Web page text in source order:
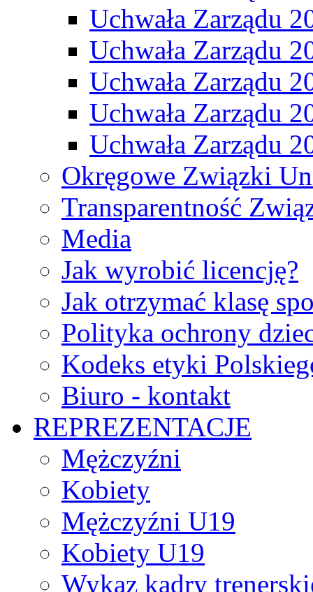
Uchwała Zarządu
Uchwała Zarządu
Uchwała Zarządu
Uchwała Zarządu
Uchwała Zarządu
Okręgowe Związki
Transparentność
Media
Jak wyrobić licencję?
Jak otrzymać klasę
Polityka ochrony
Kodeks etyki
Biuro - kontakt
REPREZENTACJE
Mężczyźni
Kobiety
Mężczyźni U19
Kobiety U19
Wykaz kadry